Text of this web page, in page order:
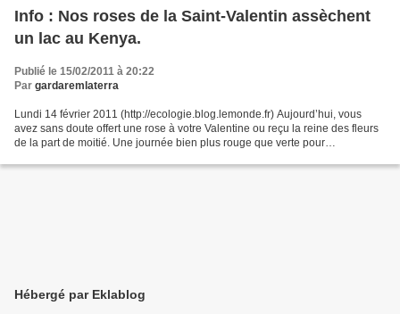
Info : Nos roses de la Saint-Valentin assèchent
un lac au Kenya.
Publié le 15/02/2011 à 20:22
Par gardaremlaterra
Lundi 14 février 2011 (http://ecologie.blog.lemonde.fr) Aujourd’hui, vous
avez sans doute offert une rose à votre Valentine ou reçu la reine des fleurs
de la part de moitié. Une journée bien plus rouge que verte pour
Hébergé par Eklablog